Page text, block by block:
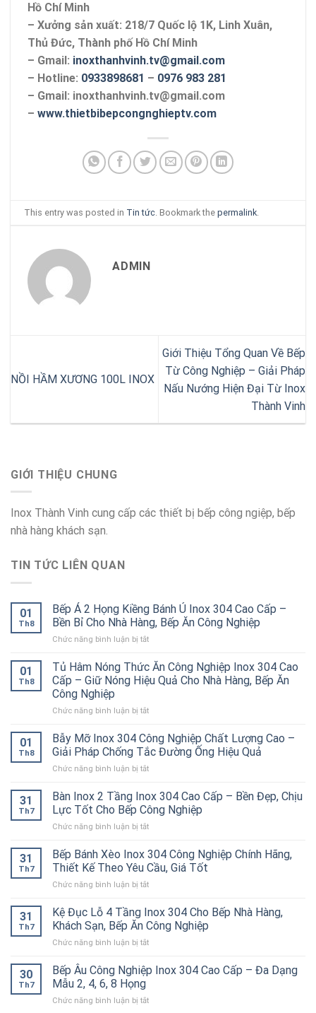
Hồ Chí Minh
– Xưởng sản xuất: 218/7 Quốc lộ 1K, Linh Xuân,
Thủ Đức, Thành phố Hồ Chí Minh
– Gmail: inoxthanhvinh.tv@gmail.com
– Hotline: 0933898681 – 0976 983 281
– Gmail: inoxthanhvinh.tv@gmail.com
– www.thietbibepcongnghieptv.com
This entry was posted in Tin tức . Bookmark thepermalink
ADMIN
NỒI HẦM XƯƠNG 100L INOX
Giới Thiệu Tổng Quan Về Bếp
Từ Công Nghiệp – Giải Pháp
Nấu Nướng Hiện Đại Từ Inox
Thành Vinh
GIỚI THIỆU CHUNG
Inox Thành Vinh cung cấp các thiết bị bếp công ngiệp, bếp
nhà hàng khách sạn.
TIN TỨC LIÊN QUAN
01
Th8
Bếp Á 2 Họng Kiềng Bánh Ú Inox 304 Cao Cấp –
Bền Bỉ Cho Nhà Hàng, Bếp Ăn Công Nghiệp
Chức năng bình luận bị tắtở
Á
2
Họng
Bánh
Inox
304
Cao
Cấp
Bền
Bỉ
Cho
Nhà
Bếp
Ăn
01
Th8
Tủ Hâm Nóng Thức Ăn Công Nghiệp Inox 304 Cao
Cấp – Giữ Nóng Hiệu Quả Cho Nhà Hàng, Bếp Ăn
Công Nghiệp
Chức năng bình luận bị tắtở
Hâm
Nóng
Thức
Ăn
Nghiệp
Inox
304
Cao
–
Giữ
Hiệu
Cho
Nhà
Công
01
Th8
Bẫy Mỡ Inox 304 Công Nghiệp Chất Lượng Cao –
Giải Pháp Chống Tắc Đường Ống Hiệu Quả
Chức năng bình luận bị tắtở
Mỡ
Inox
304
Công
Chất
Lượng
–
Pháp
Chống
Đường
Hiệu
31
Th7
Bàn Inox 2 Tầng Inox 304 Cao Cấp – Bền Đẹp, Chịu
Lực Tốt Cho Bếp Công Nghiệp
Chức năng bình luận bị tắtở
Inox
2
Tầng
Inox
Cao
Cấp
Bền
Chịu
Cho
31
Th7
Bếp Bánh Xèo Inox 304 Công Nghiệp Chính Hãng,
Thiết Kế Theo Yêu Cầu, Giá Tốt
Chức năng bình luận bị tắtở
Bánh
Xèo
Inox
304
Nghiệp
Thiết
31
Th7
Kệ Đục Lỗ 4 Tầng Inox 304 Cho Bếp Nhà Hàng,
Khách Sạn, Bếp Ăn Công Nghiệp
Chức năng bình luận bị tắtở
Đục
Tầng
30
Th7
Bếp Âu Công Nghiệp Inox 304 Cao Cấp – Đa Dạng
Mẫu 2, 4, 6, 8 Họng
Chức năng bình luận bị tắtở